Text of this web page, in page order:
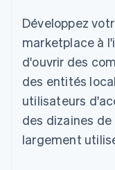
Développez
marketplace à
d'ouvrir des
des entités
utilisateurs
des dizaines
largement